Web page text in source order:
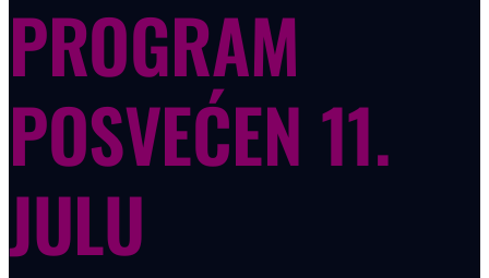
PROGRAM
POSVEĆEN 11.
JULU